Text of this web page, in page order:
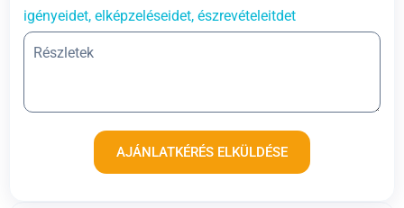
igényeidet, elképzeléseidet, észrevételeitdet
AJÁNLATKÉRÉS ELKÜLDÉSE